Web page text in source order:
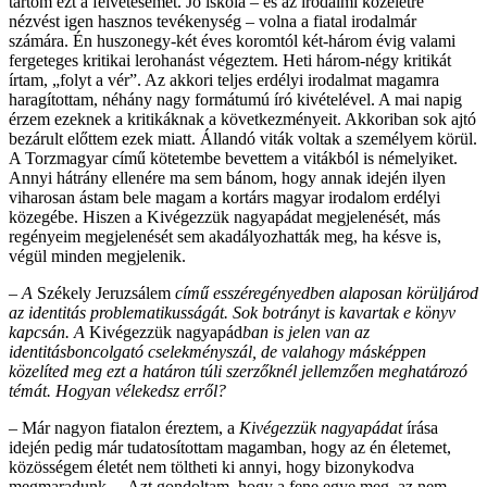
nézvést igen hasznos tevékenység – volna a fiatal irodalmár
számára. Én huszonegy-két éves koromtól két-három évig valami
fergeteges kritikai lerohanást végeztem. Heti három-négy kritikát
írtam, „folyt a vér”. Az akkori teljes erdélyi irodalmat magamra
haragítottam, néhány nagy formátumú író kivételével. A mai napig
érzem ezeknek a kritikáknak a következményeit. Akkoriban sok ajtó
bezárult előttem ezek miatt. Állandó viták voltak a személyem körül.
A Torzmagyar című kötetembe bevettem a vitákból is némelyiket.
Annyi hátrány ellenére ma sem bánom, hogy annak idején ilyen
viharosan ástam bele magam a kortárs magyar irodalom erdélyi
közegébe. Hiszen a Kivégezzük nagyapádat megjelenését, más
regényeim megjelenését sem akadályozhatták meg, ha késve is,
végül minden megjelenik.
– A Székely Jeruzsálem című esszéregényedben alaposan körüljárod
az identitás problematikusságát. Sok botrányt is kavartak e könyv
kapcsán. A Kivégezzük nagyapádban is jelen van az
identitásboncolgató cselekményszál, de valahogy másképpen
közelíted meg ezt a határon túli szerzőknél jellemzően meghatározó
témát. Hogyan vélekedsz erről?
– Már nagyon fiatalon éreztem, a Kivégezzük nagyapádatírása
idején pedig már tudatosítottam magamban, hogy az én életemet,
közösségem életét nem töltheti ki annyi, hogy bizonykodva